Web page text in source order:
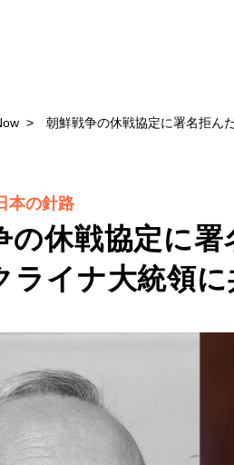
朝鮮戦争の休戦協定に署名拒ん
の休戦協定に
ライナ大統領
本の針路